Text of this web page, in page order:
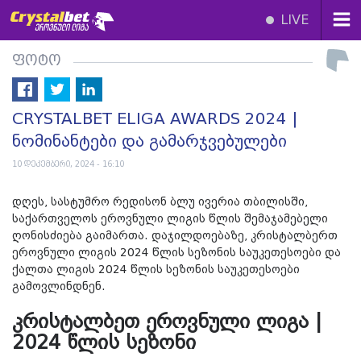
LIVE
ფოტო
CRYSTALBET ELIGA AWARDS 2024 |
ნომინანტები და გამარჯვებულები
10 დეკემბერი, 2024 - 16:10
დღეს, სასტუმრო რედისონ ბლუ ივერია თბილისში,
საქართველოს ეროვნული ლიგის წლის შემაჯამებელი
ღონისძიება გაიმართა. დაჯილდოებაზე, კრისტალბერთ
ეროვნული ლიგის 2024 წლის სეზონის საუკეთესოები და
ქალთა ლიგის 2024 წლის სეზონის საუკეთესოები
გამოვლინდნენ.
კრისტალბეთ ეროვნული ლიგა |
2024 წლის სეზონი